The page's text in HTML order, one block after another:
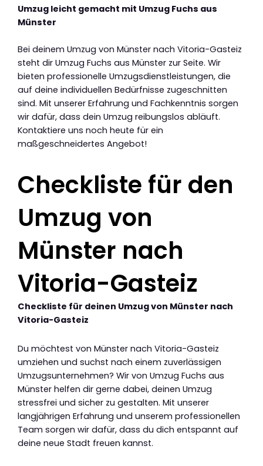
Umzug leicht gemacht mit Umzug Fuchs aus
Münster
Bei deinem Umzug von Münster nach Vitoria-Gasteiz
steht dir Umzug Fuchs aus Münster zur Seite. Wir
bieten professionelle Umzugsdienstleistungen, die
auf deine individuellen Bedürfnisse zugeschnitten
sind. Mit unserer Erfahrung und Fachkenntnis sorgen
wir dafür, dass dein Umzug reibungslos abläuft.
Kontaktiere uns noch heute für ein
maßgeschneidertes Angebot!
Checkliste für den
Umzug von
Münster nach
Vitoria-Gasteiz
Checkliste für deinen Umzug von Münster nach
Vitoria-Gasteiz
Du möchtest von Münster nach Vitoria-Gasteiz
umziehen und suchst nach einem zuverlässigen
Umzugsunternehmen? Wir von Umzug Fuchs aus
Münster helfen dir gerne dabei, deinen Umzug
stressfrei und sicher zu gestalten. Mit unserer
langjährigen Erfahrung und unserem professionellen
Team sorgen wir dafür, dass du dich entspannt auf
deine neue Stadt freuen kannst.